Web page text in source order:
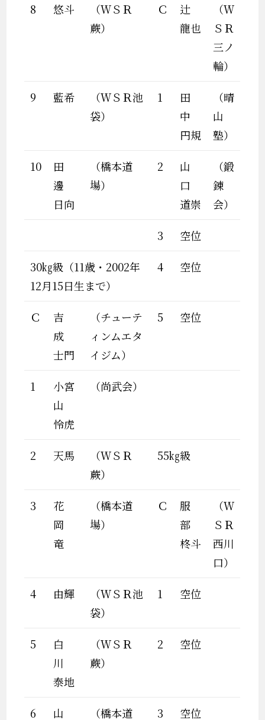
8 悠斗
（ＷＳＲ
蕨）
Ｃ
辻
龍也
（Ｗ
ＳＲ
三ノ
輪）
9 藍希
（ＷＳＲ池
袋）
1
田
中
円規
（晴
山
塾）
10
田
邊
日向
（橋本道
場）
2
山
口
道崇
（鍛
錬
会）
3 空位
30㎏級（11歳・2002年
12月15日生まで）
4 空位
Ｃ
吉
成
士門
（チューテ
ィンムエタ
イジム）
5 空位
1
小宮
山
怜虎
（尚武会）
2 天馬
（ＷＳＲ
蕨）
55㎏級
3
花
岡
竜
（橋本道
場）
Ｃ
服
部
柊斗
（Ｗ
ＳＲ
西川
口）
4 由輝
（ＷＳＲ池
袋）
1 空位
5
白
川
泰地
（ＷＳＲ
蕨）
2 空位
6 山 （橋本道 3 空位